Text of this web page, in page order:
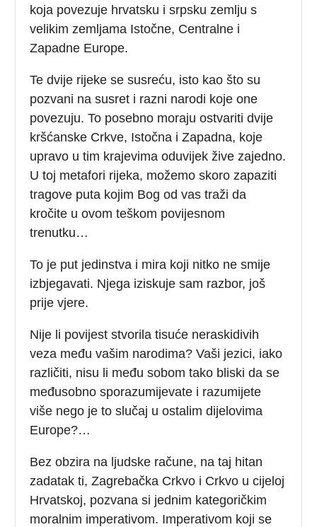
koja povezuje hrvatsku i srpsku zemlju s
velikim zemljama Istočne, Centralne i
Zapadne Europe.
Te dvije rijeke se susreću, isto kao što su
pozvani na susret i razni narodi koje one
povezuju. To posebno moraju ostvariti dvije
kršćanske Crkve, Istočna i Zapadna, koje
upravo u tim krajevima oduvijek žive zajedno.
U toj metafori rijeka, možemo skoro zapaziti
tragove puta kojim Bog od vas traži da
kročite u ovom teškom povijesnom
trenutku…
To je put jedinstva i mira koji nitko ne smije
izbjegavati. Njega iziskuje sam razbor, još
prije vjere.
Nije li povijest stvorila tisuće neraskidivih
veza među vašim narodima? Vaši jezici, iako
različiti, nisu li među sobom tako bliski da se
međusobno sporazumijevate i razumijete
više nego je to slučaj u ostalim dijelovima
Europe?…
Bez obzira na ljudske račune, na taj hitan
zadatak ti, Zagrebačka Crkvo i Crkvo u cijeloj
Hrvatskoj, pozvana si jednim kategoričkim
moralnim imperativom. Imperativom koji se